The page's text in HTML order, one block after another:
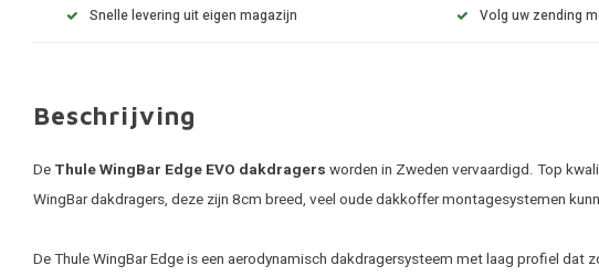
Snelle levering uit eigen magazijn Volg uw zending
Beschrijving
De Thule WingBar Edge EVO dakdragers worden in Zweden vervaardigd. Top
WingBar dakdragers, deze zijn 8cm breed, veel oude dakkoffer montagesystemen
De Thule WingBar Edge is een aerodynamisch dakdragersysteem met laag profiel